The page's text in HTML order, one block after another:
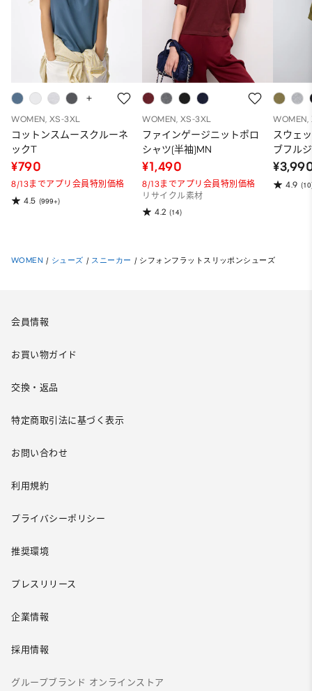
WOMEN, XS-3XL
コットンスムースクルーネ
ックT
¥790
8/13までアプリ会員特別価格
4.5 (999+)
WOMEN, XS-3XL
ファインゲージニットポロ
シャツ(半袖)MN
¥1,490
8/13までアプリ会員特別価格
リサイクル素材
4.2 (14)
WOMEN,
スウェ
ブフル
ーパー
ット）
4.9
WOMEN / シューズ / スニーカー / シフォンフラットスリッポンシューズ
会員情報
お買い物ガイド
交換・返品
特定商取引法に基づく表示
お問い合わせ
利用規約
プライバシーポリシー
推奨環境
プレスリリース
企業情報
採用情報
グループブランド オンラインストア